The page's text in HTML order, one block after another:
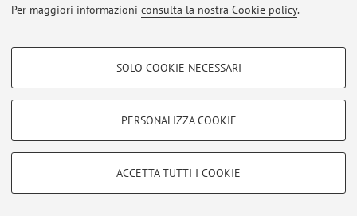
Per maggiori informazioni consulta la nostra Cookie policy.
COOKIE DI PROFILAZIONE - FACOLTATIVI
COOKIE TECNICI - NECESSARI
Si tratta di cookie tecnici utilizzati, a titolo esemplificativo, per il corretto
SOLO COOKIE NECESSARI
PERSONALIZZA COOKIE
ACCETTA TUTTI I COOKIE
© 2026 - ALMA MATER STUDIORUM - Università di Bologna - Via
Zamboni, 33 - 40126 Bologna - Partita IVA: 01131710376